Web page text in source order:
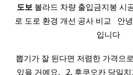
도보 볼라드 차량 출입금지봉 시
로 도로 환경 개선 공사 비교 ​ ​ 안
입니다 ​ ​
뽑기가 잘 된다면 저렴한 가격으
있을 거예요. ​ ​ 2. 후쿠오카 당일